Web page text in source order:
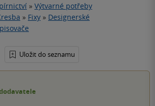
» Výtvarné potřeby
» Fixy » Designerské
Uložit do seznamu